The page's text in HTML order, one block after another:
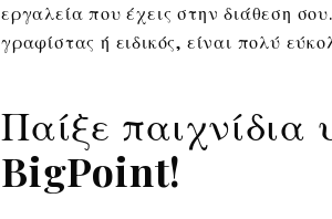
εργαλεία που έχεις στην διάθεση
γραφίστας ή ειδικός, είναι πολύ
Παίξε παιχνίδια
BigPoint!